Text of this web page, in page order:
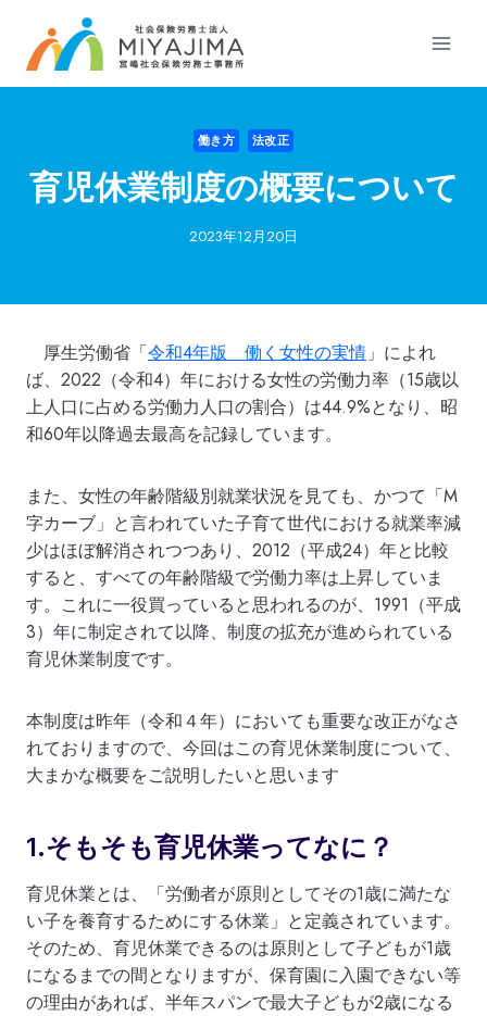
ス
働き方 法改正
育児休業制度の概要について
2023年12月20日
厚生労働省「令和4年版 働く女性の実情 」によれ
ば、2022（令和4）年における女性の労働力率（15歳以
上人口に占める労働力人口の割合）は44.9%となり、昭
和60年以降過去最高を記録しています。
また、女性の年齢階級別就業状況を見ても、かつて「M
字カーブ」と言われていた子育て世代における就業率減
少はほぼ解消されつつあり、2012（平成24）年と比較
すると、すべての年齢階級で労働力率は上昇していま
す。これに一役買っていると思われるのが、1991（平成
3）年に制定されて以降、制度の拡充が進められている
育児休業制度です。
本制度は昨年（令和４年）においても重要な改正がなさ
れておりますので、今回はこの育児休業制度について、
大まかな概要をご説明したいと思います
1.そもそも育児休業ってなに？
育児休業とは、「労働者が原則としてその1歳に満たな
い子を養育するためにする休業」と定義されています。
そのため、育児休業できるのは原則として子どもが1歳
になるまでの間となりますが、保育園に入園できない等
の理由があれば、半年スパンで最大子どもが2歳になる